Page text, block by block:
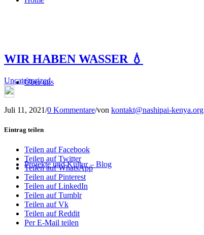
Über uns
Projekte und Kultur – Blog
WIR HABEN WASSER 💧
Uncategorized
Juli 11, 2021/0 Kommentare/von kontakt@nashipai-kenya.org
Eintrag teilen
Teilen auf Facebook
Teilen auf Twitter
Teilen auf WhatsApp
Teilen auf Pinterest
Teilen auf LinkedIn
Teilen auf Tumblr
Teilen auf Vk
Teilen auf Reddit
Per E-Mail teilen